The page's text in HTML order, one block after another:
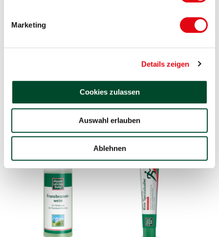
Marketing
Details zeigen
Cookies zulassen
Auswahl erlauben
Ablehnen
Mobil Latschenkiefer Gel Waldfrische Dusche